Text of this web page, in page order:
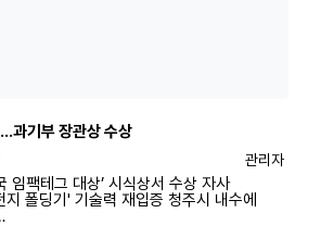
과기부 장관상 수상
등록자
관리자
임팩테그 대상’ 시식상서 수상 자사
폴딩기' 기술력 재입증 청주시 내수에